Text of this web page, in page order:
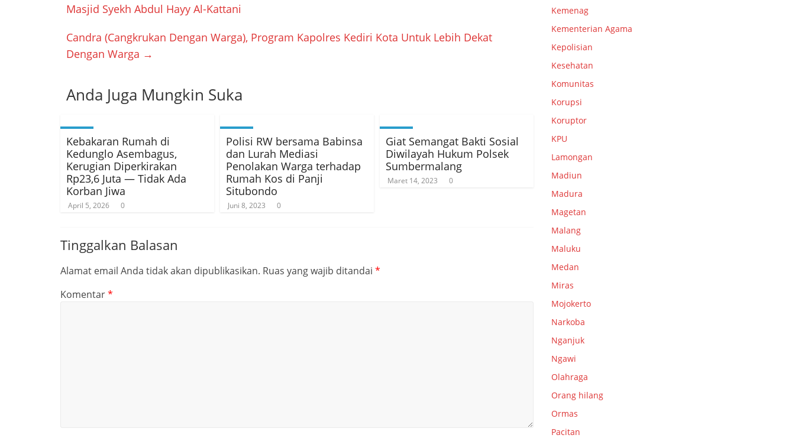
Masjid Syekh Abdul Hayy Al-Kattani
Candra (Cangkrukan Dengan Warga), Program Kapolres Kediri Kota Untuk Lebih Dekat
Dengan Warga →
Anda Juga Mungkin Suka
Kebakaran Rumah di
Kedunglo Asembagus,
Kerugian Diperkirakan
Rp23,6 Juta — Tidak Ada
Korban Jiwa
April 5, 2026 0
Polisi RW bersama Babinsa
dan Lurah Mediasi
Penolakan Warga terhadap
Rumah Kos di Panji
Situbondo
Juni 8, 2023 0
Giat Semangat Bakti Sosial
Diwilayah Hukum Polsek
Sumbermalang
Maret 14, 2023 0
Tinggalkan Balasan
Alamat email Anda tidak akan dipublikasikan. Ruas yang wajib ditandai *
Komentar*
Kemenag
Kementerian Agama
Kepolisian
Kesehatan
Komunitas
Korupsi
Koruptor
KPU
Lamongan
Madiun
Madura
Magetan
Malang
Maluku
Medan
Miras
Mojokerto
Narkoba
Nganjuk
Ngawi
Olahraga
Orang hilang
Ormas
Pacitan